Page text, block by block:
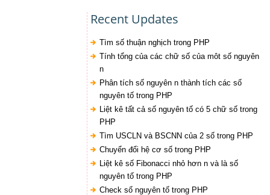
Recent Updates
Tìm số thuận nghịch trong PHP
Tính tổng của các chữ số của môt số nguyên
n
Phân tích số nguyên n thành tích các số
nguyên tố trong PHP
Liệt kê tất cả số nguyên tố có 5 chữ số trong
PHP
Tìm USCLN và BSCNN của 2 số trong PHP
Chuyển đổi hệ cơ số trong PHP
Liệt kê số Fibonacci nhỏ hơn n và là số
nguyên tố trong PHP
Check số nguyên tố trong PHP